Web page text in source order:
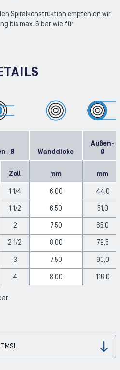
Spiralkonstruktion empfehlen wir
bis max. 6 bar, wie für
-Ø Wanddicke
Außen-
Ø
Zoll mm mm
1 1/4 6,00 44,0
1 1/2 6,50 51,0
2 7,50 65,0
2 1/2 8,00 79,5
3 7,50 90,0
4 8,00 116,0